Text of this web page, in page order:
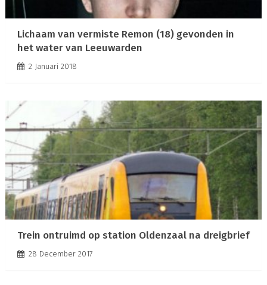
Lichaam van vermiste Remon (18) gevonden in
het water van Leeuwarden
2 Januari 2018
Trein ontruimd op station Oldenzaal na dreigbrief
28 December 2017